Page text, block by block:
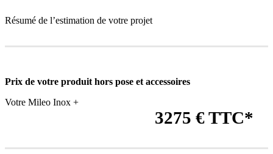
Résumé de l’estimation de votre projet
Prix de votre produit hors pose et accessoires
Votre Mileo Inox +
3275 € TTC*